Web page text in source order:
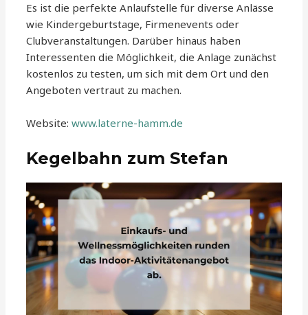
Es ist die perfekte Anlaufstelle für diverse Anlässe
wie Kindergeburtstage, Firmenevents oder
Clubveranstaltungen. Darüber hinaus haben
Interessenten die Möglichkeit, die Anlage zunächst
kostenlos zu testen, um sich mit dem Ort und den
Angeboten vertraut zu machen.
Website:www.laterne-hamm.de
Kegelbahn zum Stefan